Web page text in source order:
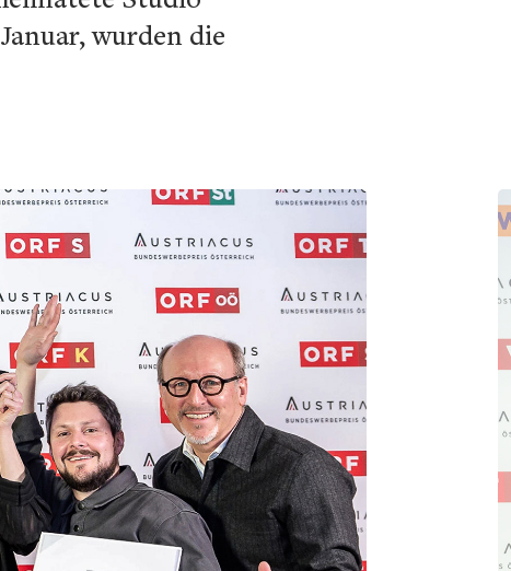
wurden die